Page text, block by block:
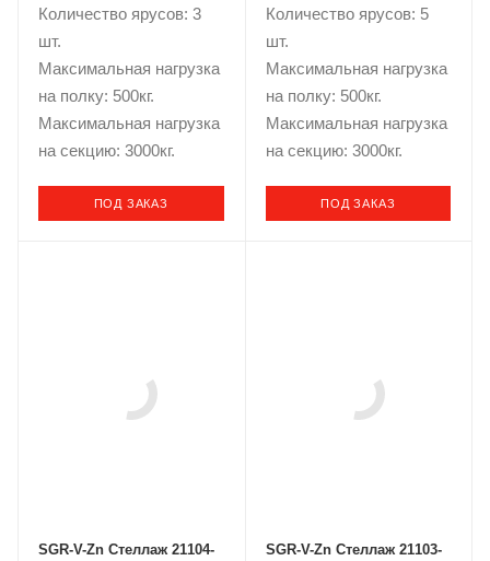
Количество ярусов: 3
шт.
Максимальная нагрузка
на полку: 500кг.
Максимальная нагрузка
на секцию: 3000кг.
ПОД ЗАКАЗ
Количество ярусов: 5
шт.
Максимальная нагрузка
на полку: 500кг.
Максимальная нагрузка
на секцию: 3000кг.
ПОД ЗАКАЗ
SGR-V-Zn Стеллаж 21104-
SGR-V-Zn Стеллаж 21103-